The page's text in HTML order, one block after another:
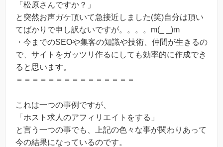
「松原さんですか？」
と突然お声ガケ頂いて急接近しました(笑)自分は頂い
てばかりで申し訳ないですが。。。。m(_ _)m
・今までのSEOや集客の知識や技術、仲間が生きるの
で、サイトをガッツリ作るにしても効率的に作成でき
ると思います。
＝＝＝＝＝＝＝＝＝＝＝＝＝＝＝
これは一つの事例ですが、
「ホスト求人のアフィリエイトをする」
と言う一つの事でも、上記の色々な事が関わりあって
今の結果になっているのです。